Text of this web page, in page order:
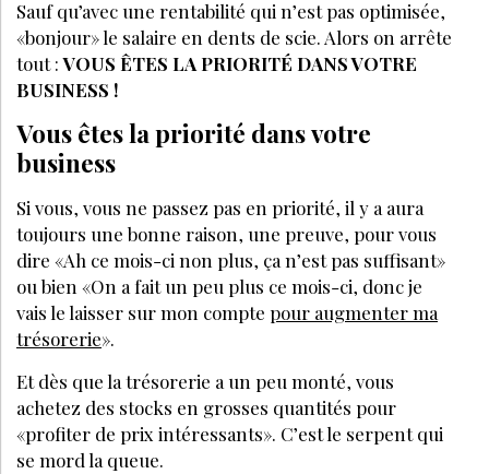
Sauf qu’avec une rentabilité qui n’est pas optimisée,
«bonjour» le salaire en dents de scie. Alors on arrête
tout :VOUS ÊTES LA PRIORITÉ DANS VOTRE
BUSINESS !
Vous êtes la priorité dans votre
business
Si vous, vous ne passez pas en priorité, il y a aura
toujours une bonne raison, une preuve, pour vous
dire «Ah ce mois-ci non plus, ça n’est pas suffisant»
ou bien «On a fait un peu plus ce mois-ci, donc je
vais le laisser sur mon compte pour augmenter ma
trésorerie».
Et dès que la trésorerie a un peu monté, vous
achetez des stocks en grosses quantités pour
«profiter de prix intéressants». C’est le serpent qui
se mord la queue.